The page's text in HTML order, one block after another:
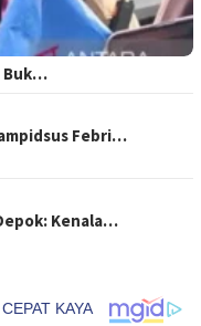
Buk…
Febri…
Kenala…